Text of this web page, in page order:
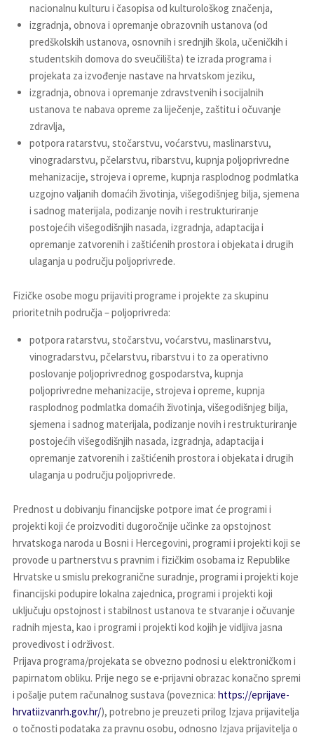
nacionalnu kulturu i časopisa od kulturološkog značenja,
izgradnja, obnova i opremanje obrazovnih ustanova (od
predškolskih ustanova, osnovnih i srednjih škola, učeničkih i
studentskih domova do sveučilišta) te izrada programa i
projekata za izvođenje nastave na hrvatskom jeziku,
izgradnja, obnova i opremanje zdravstvenih i socijalnih
ustanova te nabava opreme za liječenje, zaštitu i očuvanje
zdravlja,
potpora ratarstvu, stočarstvu, voćarstvu, maslinarstvu,
vinogradarstvu, pčelarstvu, ribarstvu, kupnja poljoprivredne
mehanizacije, strojeva i opreme, kupnja rasplodnog podmlatka
uzgojno valjanih domaćih životinja, višegodišnjeg bilja, sjemena
i sadnog materijala, podizanje novih i restrukturiranje
postojećih višegodišnjih nasada, izgradnja, adaptacija i
opremanje zatvorenih i zaštićenih prostora i objekata i drugih
ulaganja u području poljoprivrede.
Fizičke osobe mogu prijaviti programe i projekte za skupinu
prioritetnih područja – poljoprivreda:
potpora ratarstvu, stočarstvu, voćarstvu, maslinarstvu,
vinogradarstvu, pčelarstvu, ribarstvu i to za operativno
poslovanje poljoprivrednog gospodarstva, kupnja
poljoprivredne mehanizacije, strojeva i opreme, kupnja
rasplodnog podmlatka domaćih životinja, višegodišnjeg bilja,
sjemena i sadnog materijala, podizanje novih i restrukturiranje
postojećih višegodišnjih nasada, izgradnja, adaptacija i
opremanje zatvorenih i zaštićenih prostora i objekata i drugih
ulaganja u području poljoprivrede.
Prednost u dobivanju financijske potpore imat će programi i
projekti koji će proizvoditi dugoročnije učinke za opstojnost
hrvatskoga naroda u Bosni i Hercegovini, programi i projekti koji se
provode u partnerstvu s pravnim i fizičkim osobama iz Republike
Hrvatske u smislu prekogranične suradnje, programi i projekti koje
financijski podupire lokalna zajednica, programi i projekti koji
uključuju opstojnost i stabilnost ustanova te stvaranje i očuvanje
radnih mjesta, kao i programi i projekti kod kojih je vidljiva jasna
provedivost i održivost.
Prijava programa/projekata se obvezno podnosi u elektroničkom i
papirnatom obliku. Prije nego se e-prijavni obrazac konačno spremi
i pošalje putem računalnog sustava (poveznica: https://eprijave-
hrvatiizvanrh.gov.hr/), potrebno je preuzeti prilog Izjava prijavitelja
o točnosti podataka za pravnu osobu, odnosno Izjava prijavitelja o